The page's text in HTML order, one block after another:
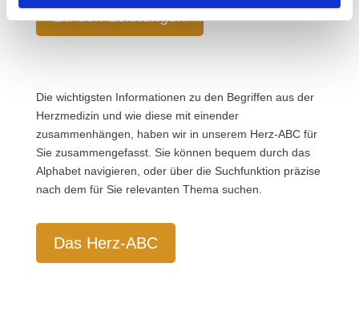
Zu den Leistungen
Die wichtigsten Informationen zu den Begriffen aus der
Herzmedizin und wie diese mit einender
zusammenhängen, haben wir in unserem Herz-ABC für
Sie zusammengefasst. Sie können bequem durch das
Alphabet navigieren, oder über die Suchfunktion präzise
nach dem für Sie relevanten Thema suchen.
Das Herz-ABC